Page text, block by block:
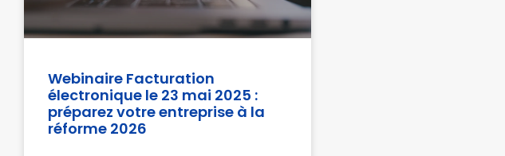
Webinaire Facturation
électronique le 23 mai 2025 :
préparez votre entreprise à la
réforme 2026